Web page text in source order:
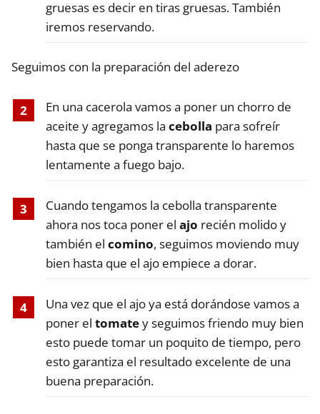
gruesas es decir en tiras gruesas. También
iremos reservando.
Seguimos con la preparación del aderezo
En una cacerola vamos a poner un chorro de
aceite y agregamos la cebolla para sofreír
hasta que se ponga transparente lo haremos
lentamente a fuego bajo.
Cuando tengamos la cebolla transparente
ahora nos toca poner el ajo recién molido y
también el comino, seguimos moviendo muy
bien hasta que el ajo empiece a dorar.
Una vez que el ajo ya está dorándose vamos a
poner el tomatey seguimos friendo muy bien
esto puede tomar un poquito de tiempo, pero
esto garantiza el resultado excelente de una
buena preparación.